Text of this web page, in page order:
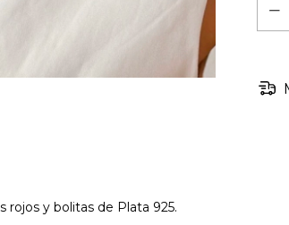
y bolitas de Plata 925.